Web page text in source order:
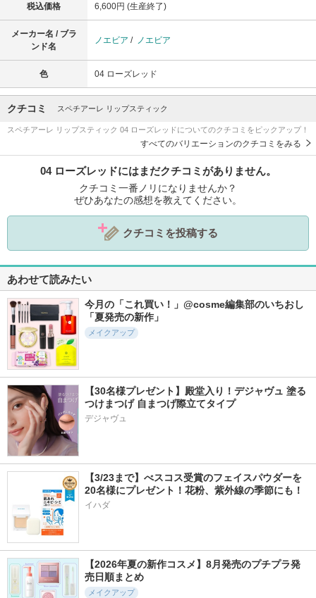
税込価格 6,600円 (生産終了)
メーカー名 / ブラ
ンド名
ノエビア / ノエビア
色 04 ローズレッド
クチコミ スペチアーレ リップスティック
スペチアーレ リップスティック 04 ローズレッドについてのクチコミをピックアップ！
すべてのバリエーションのクチコミをみる
04 ローズレッドにはまだクチコミがありません。
クチコミ一番ノリになりませんか？
ぜひあなたの感想を教えてください。
クチコミを投稿する
あわせて読みたい
今月の「これ買い！」@cosme編集部のいちおし
「夏発売の新作」
メイクアップ
【30名様プレゼント】殿堂入り！デジャヴュ 塗る
つけまつげ 自まつげ際立てタイプ
デジャヴュ
【3/23まで】べスコス受賞のフェイスパウダーを
20名様にプレゼント！花粉、紫外線の季節にも！
イハダ
【2026年夏の新作コスメ】8月発売のプチプラ発
売日順まとめ
メイクアップ